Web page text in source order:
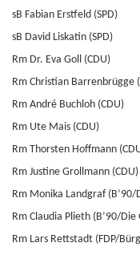
sB Fabian Erstfeld (SPD)
sB David Liskatin (SPD)
Rm Dr. Eva Goll (CDU)
Rm Christian Barrenbrügge
Rm André Buchloh (CDU)
Rm Ute Mais (CDU)
Rm Thorsten Hoffmann
Rm Justine Grollmann (CDU)
Rm Monika Landgraf (B’90/
Rm Claudia Plieth (B’90/Die
Rm Lars Rettstadt (FDP/